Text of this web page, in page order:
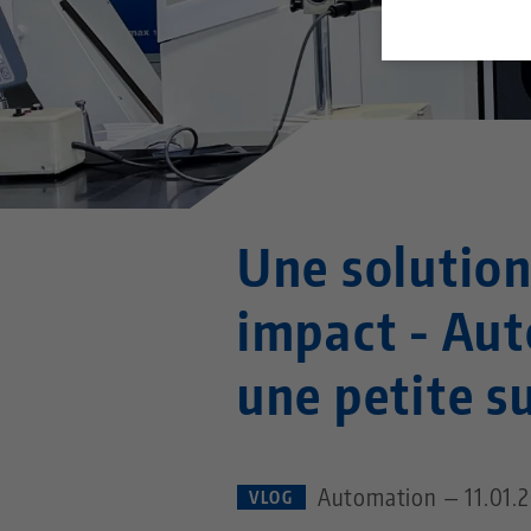
Une
impact -
une petite
VLOG Automation —